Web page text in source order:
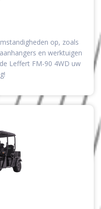
op, zoals
en werktuigen
Leffert FM-90 4WD uw